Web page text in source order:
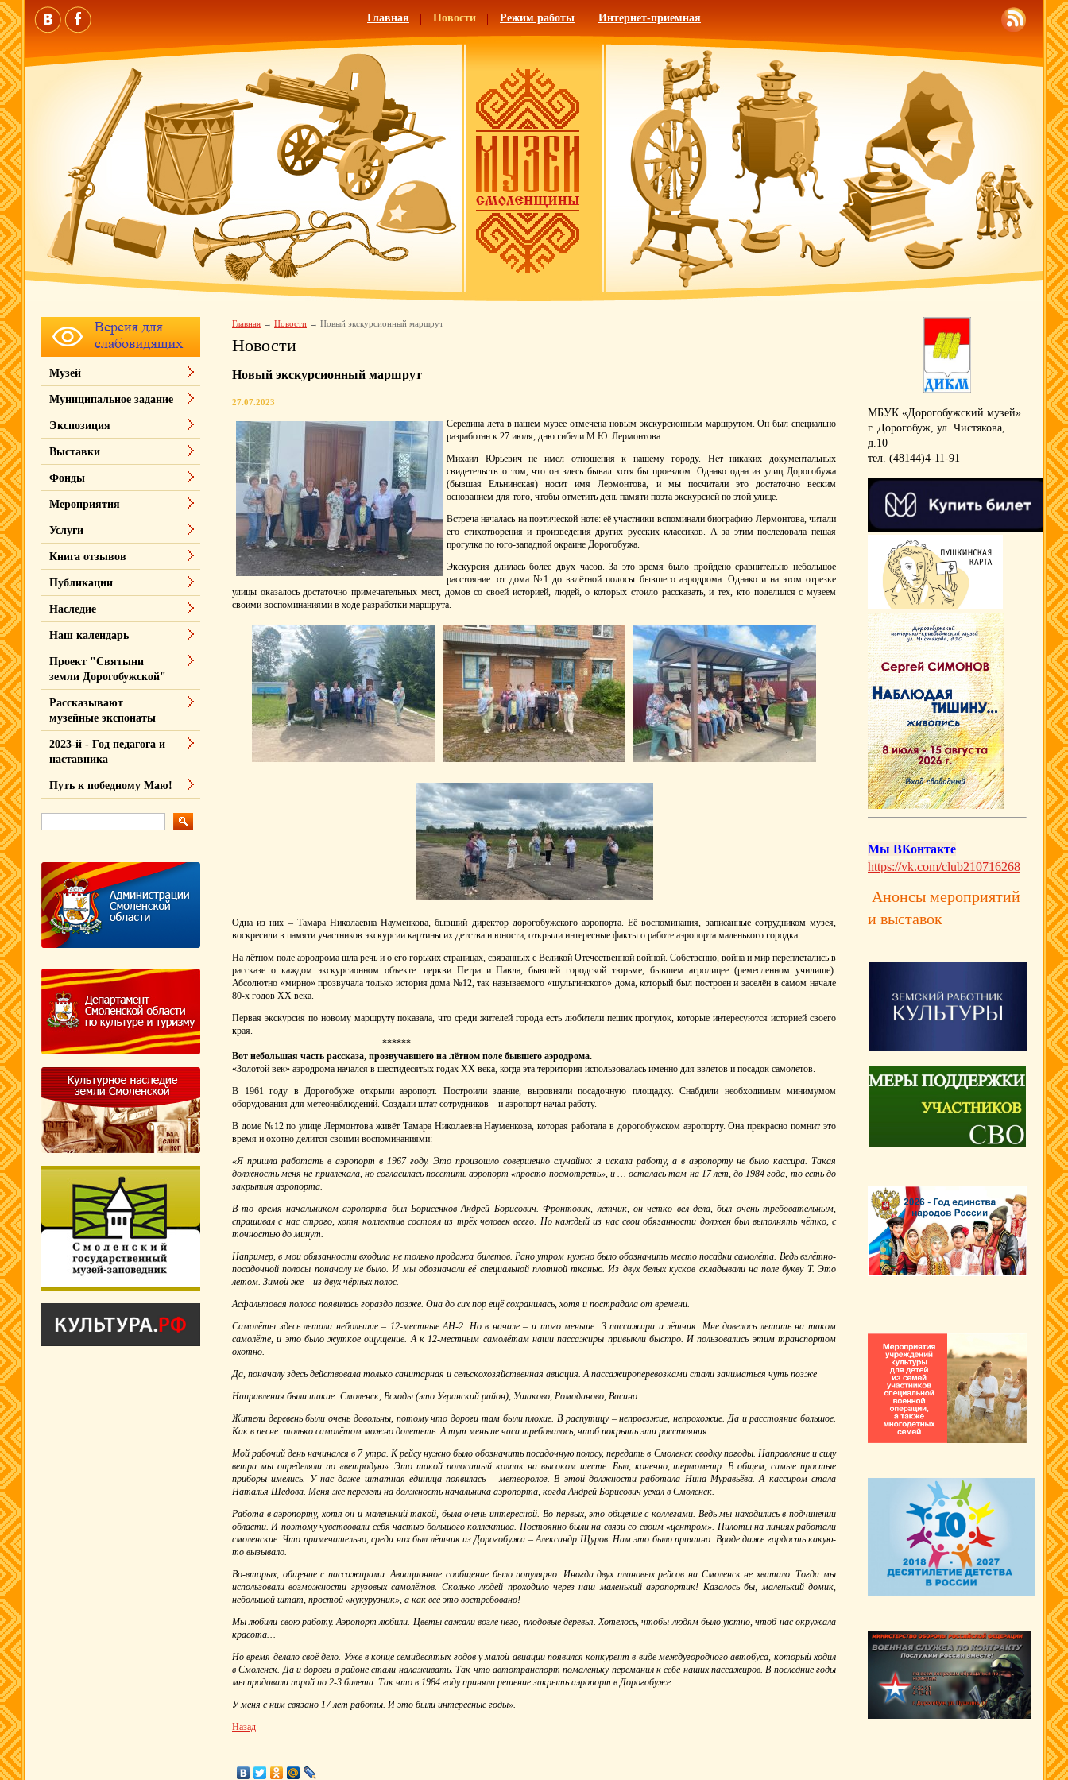
Главная Новости Режим работы Интернет-приемная
Главная Новости Новый экскурсионный маршрут
Новости
Новый экскурсионный маршрут
27.07.2023
Середина лета в нашем музее отмечена новым экскурсионным маршрутом. Он был специально
разработан к 27 июля, дню гибели М.Ю. Лермонтова.
Михаил Юрьевич не имел отношения к нашему городу. Нет никаких документальных
свидетельств о том, что он здесь бывал хотя бы проездом. Однако одна из улиц Дорогобужа
(бывшая Ельнинская) носит имя Лермонтова, и мы посчитали это достаточно веским
основанием для того, чтобы отметить день памяти поэта экскурсией по этой улице.
Встреча началась на поэтической ноте: её участники вспоминали биографию Лермонтова, читали
его стихотворения и произведения других русских классиков. А за этим последовала пешая
прогулка по юго-западной окраине Дорогобужа.
Экскурсия длилась более двух часов. За это время было пройдено сравнительно небольшое
расстояние: от дома №1 до взлётной полосы бывшего аэродрома. Однако и на этом отрезке
улицы оказалось достаточно примечательных мест, домов со своей историей, людей, о которых стоило рассказать, и тех, кто поделился с музеем
своими воспоминаниями в ходе разработки маршрута.
Одна из них – Тамара Николаевна Науменкова, бывший директор дорогобужского аэропорта. Её воспоминания, записанные сотрудником музея,
воскресили в памяти участников экскурсии картины их детства и юности, открыли интересные факты о работе аэропорта маленького городка.
На лётном поле аэродрома шла речь и о его горьких страницах, связанных с Великой Отечественной войной. Собственно, война и мир переплетались в
рассказе о каждом экскурсионном объекте: церкви Петра и Павла, бывшей городской тюрьме, бывшем агролицее (ремесленном училище).
Абсолютно «мирно» прозвучала только история дома №12, так называемого «шульгинского» дома, который был построен и заселён в самом начале
80-х годов ХХ века.
Первая экскурсия по новому маршруту показала, что среди жителей города есть любители пеших прогулок, которые интересуются историей своего
края.
******
Вот небольшая часть рассказа, прозвучавшего на лётном поле бывшего аэродрома.
«Золотой век» аэродрома начался в шестидесятых годах ХХ века, когда эта территория использовалась именно для взлётов и посадок самолётов.
В 1961 году в Дорогобуже открыли аэропорт. Построили здание, выровняли посадочную площадку. Снабдили необходимым минимумом
оборудования для метеонаблюдений. Создали штат сотрудников – и аэропорт начал работу.
В доме №12 по улице Лермонтова живёт Тамара Николаевна Науменкова, которая работала в дорогобужском аэропорту. Она прекрасно помнит это
время и охотно делится своими воспоминаниями:
«Я пришла работать в аэропорт в 1967 году. Это произошло совершенно случайно: я искала работу, а в аэропорту не было кассира. Такая
должность меня не привлекала, но согласилась посетить аэропорт «просто посмотреть», и … осталась там на 17 лет, до 1984 года, то есть до
закрытия аэропорта.
В то время начальником аэропорта был Борисенков Андрей Борисович. Фронтовик, лётчик, он чётко вёл дела, был очень требовательным,
спрашивал с нас строго, хотя коллектив состоял из трёх человек всего. Но каждый из нас свои обязанности должен был выполнять чётко, с
точностью до минут.
Например, в мои обязанности входила не только продажа билетов. Рано утром нужно было обозначить место посадки самолёта. Ведь взлётно-
посадочной полосы поначалу не было. И мы обозначали её специальной плотной тканью. Из двух белых кусков складывали на поле букву Т. Это
летом. Зимой же – из двух чёрных полос.
Асфальтовая полоса появилась гораздо позже. Она до сих пор ещё сохранилась, хотя и пострадала от времени.
Самолёты здесь летали небольшие – 12-местные АН-2. Но в начале – и того меньше: 3 пассажира и лётчик. Мне довелось летать на таком
самолёте, и это было жуткое ощущение. А к 12-местным самолётам наши пассажиры привыкли быстро. И пользовались этим транспортом
охотно.
Да, поначалу здесь действовала только санитарная и сельскохозяйственная авиация. А пассажироперевозками стали заниматься чуть позже
Направления были такие: Смоленск, Всходы (это Угранский район), Ушаково, Ромоданово, Васино.
Жители деревень были очень довольны, потому что дороги там были плохие. В распутицу – непроезжие, непрохожие. Да и расстояние большое.
Как в песне: только самолётом можно долететь. А тут меньше часа требовалось, чтоб покрыть эти расстояния.
Мой рабочий день начинался в 7 утра. К рейсу нужно было обозначить посадочную полосу, передать в Смоленск сводку погоды. Направление и силу
ветра мы определяли по «ветродую». Это такой полосатый колпак на высоком шесте. Был, конечно, термометр. В общем, самые простые
приборы имелись. У нас даже штатная единица появилась – метеоролог. В этой должности работала Нина Муравьёва. А кассиром стала
Наталья Шедова. Меня же перевели на должность начальника аэропорта, когда Андрей Борисович уехал в Смоленск.
Работа в аэропорту, хотя он и маленький такой, была очень интересной. Во-первых, это общение с коллегами. Ведь мы находились в подчинении
области. И поэтому чувствовали себя частью большого коллектива. Постоянно были на связи со своим «центром». Пилоты на линиях работали
смоленские. Что примечательно, среди них был лётчик из Дорогобужа – Александр Щуров. Нам это было приятно. Вроде даже гордость какую-
то вызывало.
Во-вторых, общение с пассажирами. Авиационное сообщение было популярно. Иногда двух плановых рейсов на Смоленск не хватало. Тогда мы
использовали возможности грузовых самолётов. Сколько людей проходило через наш маленький аэропортик! Казалось бы, маленький домик,
небольшой штат, простой «кукурузник», а как всё это востребовано!
Мы любили свою работу. Аэропорт любили. Цветы сажали возле него, плодовые деревья. Хотелось, чтобы людям было уютно, чтоб нас окружала
красота…
Но время делало своё дело. Уже в конце семидесятых годов у малой авиации появился конкурент в виде междугородного автобуса, который ходил
в Смоленск. Да и дороги в районе стали налаживать. Так что автотранспорт помаленьку переманил к себе наших пассажиров. В последние годы
мы продавали порой по 2-3 билета. Так что в 1984 году приняли решение закрыть аэропорт в Дорогобуже.
У меня с ним связано 17 лет работы. И это были интересные годы».
Назад
Музей
Муниципальное задание
Экспозиция
Выставки
Фонды
Мероприятия
Услуги
Книга отзывов
Публикации
Наследие
Наш календарь
Проект "Святыни
земли Дорогобужской"
Рассказывают
музейные экспонаты
2023-й - Год педагога и
наставника
Путь к победному Маю!
МБУК «Дорогобужский музей»
г. Дорогобуж, ул. Чистякова,
д.10
тел. (48144)4-11-91
Мы ВКонтакте
https://vk.com/club210716268
Анонсы мероприятий
и выставок